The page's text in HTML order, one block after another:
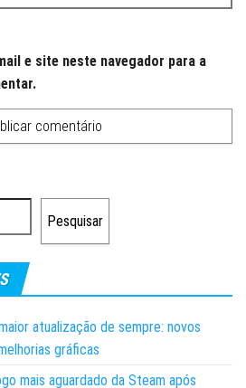
e site neste navegador para a
Pesquisar
atualização de sempre: novos
gráficas
mais aguardado da Steam após